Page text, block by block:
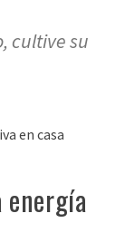
cultive su